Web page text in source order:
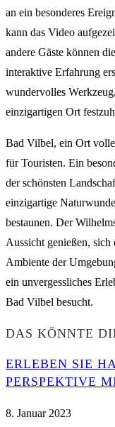
an ein besonderes
kann das Video
andere Gäste können
interaktive Erfahrung
wundervolles
einzigartigen Ort
Bad Vilbel, ein Ort
für Touristen. Ein
der schönsten
einzigartige
bestaunen. Der
Aussicht genießen, sich
Ambiente der
ein unvergessliches
Bad Vilbel besucht.
DAS KÖNNTE
ERLEBEN SIE
PERSPEKTIVE
8. Januar 2023